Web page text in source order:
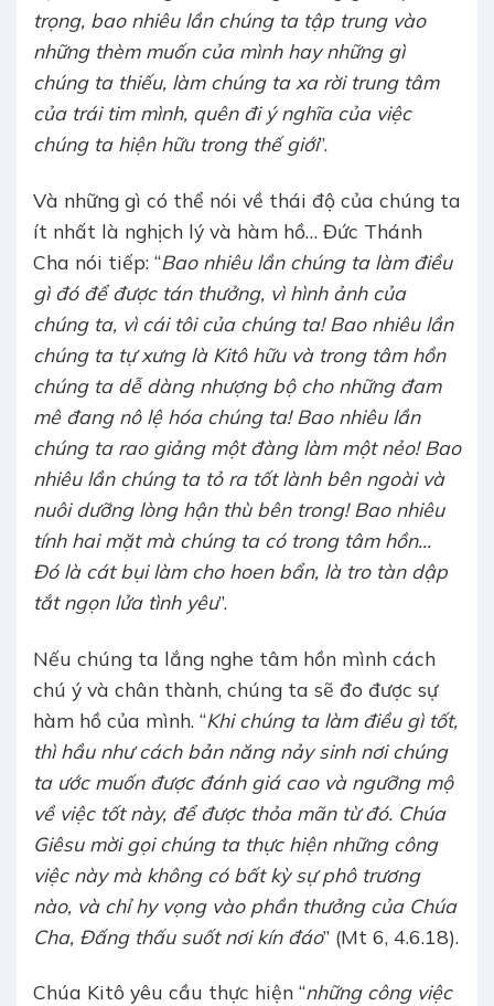
trọng, bao nhiêu lần chúng ta tập trung vào
những thèm muốn của mình hay những gì
chúng ta thiếu, làm chúng ta xa rời trung tâm
của trái tim mình, quên đi ý nghĩa của việc
chúng ta hiện hữu trong thế giới”.
Và những gì có thể nói về thái độ của chúng ta
ít nhất là nghịch lý và hàm hồ… Đức Thánh
Cha nói tiếp: “Bao nhiêu lần chúng ta làm điều
gì đó để được tán thưởng, vì hình ảnh của
chúng ta, vì cái tôi của chúng ta! Bao nhiêu lần
chúng ta tự xưng là Kitô hữu và trong tâm hồn
chúng ta dễ dàng nhượng bộ cho những đam
mê đang nô lệ hóa chúng ta! Bao nhiêu lần
chúng ta rao giảng một đàng làm một nẻo! Bao
nhiêu lần chúng ta tỏ ra tốt lành bên ngoài và
nuôi dưỡng lòng hận thù bên trong! Bao nhiêu
tính hai mặt mà chúng ta có trong tâm hồn…
Đó là cát bụi làm cho hoen bẩn, là tro tàn dập
tắt ngọn lửa tình yêu”.
Nếu chúng ta lắng nghe tâm hồn mình cách
chú ý và chân thành, chúng ta sẽ đo được sự
hàm hồ của mình. “Khi chúng ta làm điều gì tốt,
thì hầu như cách bản năng nảy sinh nơi chúng
ta ước muốn được đánh giá cao và ngưỡng mộ
về việc tốt này, để được thỏa mãn từ đó. Chúa
Giêsu mời gọi chúng ta thực hiện những công
việc này mà không có bất kỳ sự phô trương
nào, và chỉ hy vọng vào phần thưởng của Chúa
Cha, Đấng thấu suốt nơi kín đáo” (Mt 6, 4.6.18).
Chúa Kitô yêu cầu thực hiện “những công việc